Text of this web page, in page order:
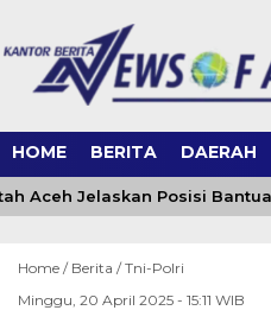
HOME BERITA DAERAH
Aceh Jelaskan Posisi
Home / Berita /Tni-Polri
Minggu, 20 April 2025 - 15:11 WIB